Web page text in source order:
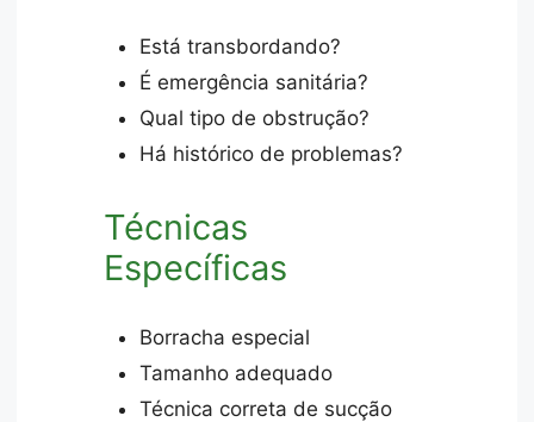
Está transbordando?
É emergência sanitária?
Qual tipo de obstrução?
Há histórico de problemas?
Técnicas
Específicas
Borracha especial
Tamanho adequado
Técnica correta de sucção